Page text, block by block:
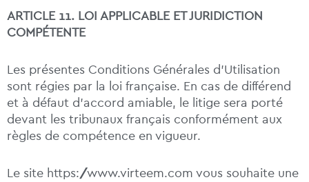
ARTICLE 11. LOI APPLICABLE ET JURIDICTION
COMPÉTENTE
Les présentes Conditions Générales d’Utilisation
sont régies par la loi française. En cas de différend
et à défaut d’accord amiable, le litige sera porté
devant les tribunaux français conformément aux
règles de compétence en vigueur.
Le site https://www.virteem.com vous souhaite une